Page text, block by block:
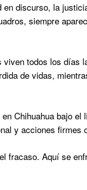
discurso, la
siempre
todos los días
de vidas,
Chihuahua bajo
y acciones firmes
fracaso. Aquí se